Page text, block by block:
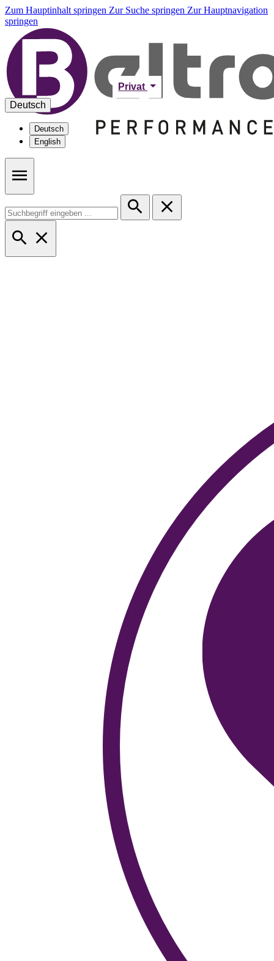
Zum Hauptinhalt springen Zur Suche springen Zur Hauptnavigation
springen
Privat
Deutsch
Deutsch
English